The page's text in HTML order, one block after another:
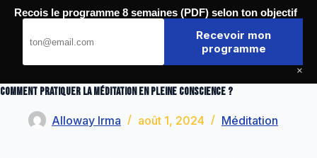
Passer
Comment pratiquer la méditation en pleine conscience ?
Alloway Irma août 1, 2024 Méditation
Recois le programme 8 semaines (PDF) selon ton objectif
Recevoir mon
programme
×